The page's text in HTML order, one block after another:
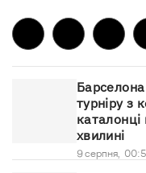
турніру з
каталонці
хвилині
9 серпня,